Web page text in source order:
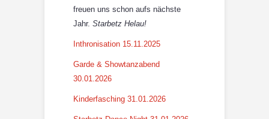
freuen uns schon aufs nächste
Jahr. Starbetz Helau!
Inthronisation 15.11.2025
Garde & Showtanzabend
30.01.2026
Kinderfasching 31.01.2026